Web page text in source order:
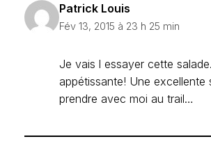
Patrick Louis
Fév 13, 2015 à 23 h 25 min
Je vais l essayer cette
appétissante! Une excellente
prendre avec moi au trail…